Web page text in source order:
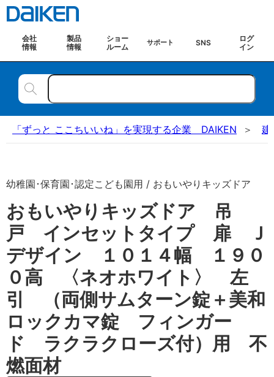
会社
情報
製品
情報
ショー
ルーム
サポート SNS
ログ
イン
「ずっと ここちいいね」を実現する企業 DAIKEN 建
幼稚園･保育園･認定こども園用 / おもいやりキッズドア
おもいやりキッズドア 吊
戸 インセットタイプ 扉 Ｊ
デザイン １０１４幅 １９０
０高 〈ネオホワイト〉 左
引 （両側サムターン錠＋美和
ロックカマ錠 フィンガー
ド ラクラクローズ付）用 不
燃面材